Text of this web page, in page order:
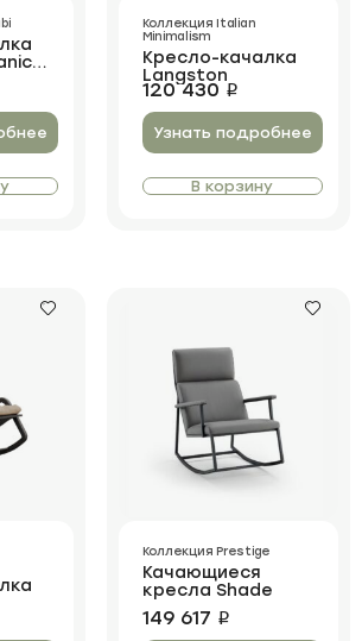
Кресло-качалка
Langston
Коллекция Italian
Minimalism
120 430 i
Узнать подробнее
В корзину
Качающиеся
кресла Shade
Коллекция Prestige
149 617 i